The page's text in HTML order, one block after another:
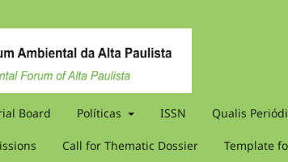
Board Políticas ISSN Qualis
Call for Thematic Dossier Template